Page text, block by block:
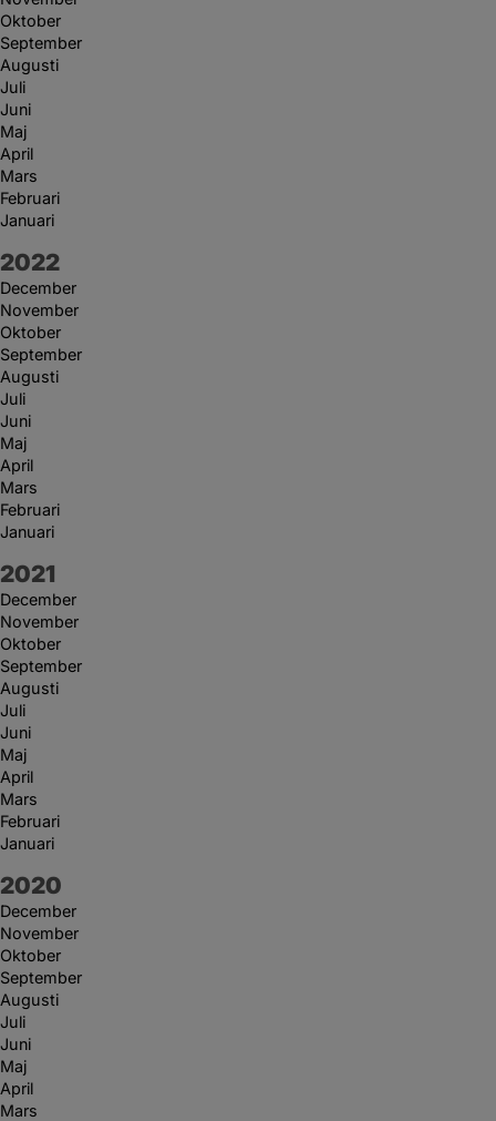
Oktober
September
Augusti
Juli
Juni
Maj
April
Mars
Februari
Januari
År:
2022
December
November
Oktober
September
Augusti
Juli
Juni
Maj
April
Mars
Februari
Januari
År:
2021
December
November
Oktober
September
Augusti
Juli
Juni
Maj
April
Mars
Februari
Januari
År:
2020
December
November
Oktober
September
Augusti
Juli
Juni
Maj
April
Mars